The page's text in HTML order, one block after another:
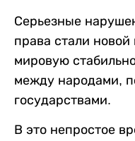
Серьезные
права стали
мировую
между народами,
государствами.
В это непростое